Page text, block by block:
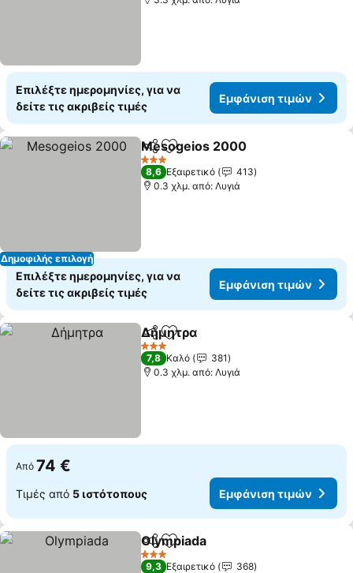
Επιλέξτε ημερομηνίες, για να
δείτε τις ακριβείς τιμές
Εμφάνιση τιμών
Δημοφιλής επιλογή
Κοινοποίηση
Προσθήκη στα αγαπημένα
Mesogeios 2000
3 Αστέρια
8,6 Εξαιρετικό
413
0.3 χλμ. από: Λυγιά
Επιλέξτε ημερομηνίες, για να
δείτε τις ακριβείς τιμές
Εμφάνιση τιμών
Κοινοποίηση
Προσθήκη στα αγαπημένα
Δήμητρα
3 Αστέρια
7,8 Καλό
381
0.3 χλμ. από: Λυγιά
Από 74 €
Τιμές από 5 ιστότοπους Εμφάνιση τιμών
Κοινοποίηση
Προσθήκη στα αγαπημένα
Olympiada
3 Αστέρια
9,3 Εξαιρετικό
368